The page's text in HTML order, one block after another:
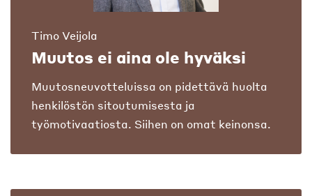
Timo Veijola
Muutos ei aina ole hyväksi
Muutosneuvotteluissa on pidettävä huolta
henkilöstön sitoutumisesta ja
työmotivaatiosta. Siihen on omat keinonsa.